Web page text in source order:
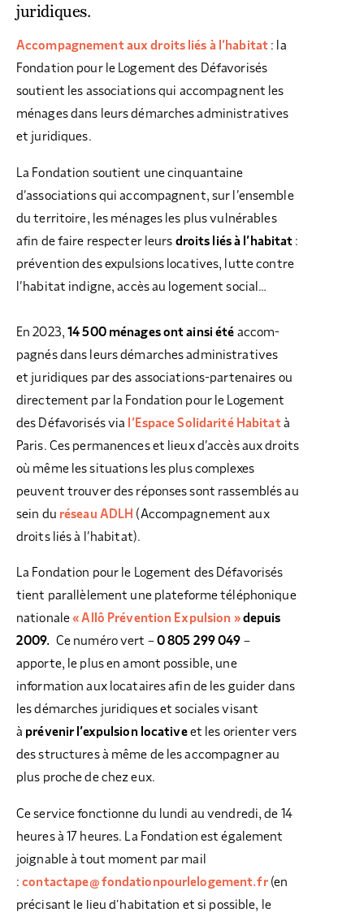
juridiques.
Accompagnement aux droits liés à l’habitat : la
Fondation pour le Logement des Défavorisés
soutient les associations qui accompagnent les
ménages dans leurs démarches administratives
et juridiques.
La Fondation soutient une cinquantaine
d’associations qui accompagnent, sur l’ensemble
du territoire, les ménages les plus vulnérables
afin de faire respecter leurs droits liés à l’habitat :
prévention des expulsions locatives, lutte contre
l’habitat indigne, accès au logement social…
En 2023,14 500 ménages ont ainsi été accom­
pagnés dans leurs démarches administratives
et juridiques par des associations-partenaires ou
directement par la Fondation pour le Logement
des Défavorisés via l’Espace Solidarité Habitatà
Paris. Ces permanences et lieux d’accès aux droits
où même les situations les plus complexes
peuvent trouver des réponses sont rassemblés au
sein du réseau ADLH (Accompagnement aux
droits liés à l’habitat).
La Fondation pour le Logement des Défavorisés
tient parallèlement une plateforme téléphonique
nationale« Allô Prévention Expulsion »depuis
2009. Ce numéro vert –0 805 299 049 –
apporte, le plus en amont possible, une
information aux locataires afin de les guider dans
les démarches juridiques et sociales visant
à prévenir l’expulsion locativeet les orienter vers
des structures à même de les accompagner au
plus proche de chez eux.
Ce service fonctionne du lundi au vendredi, de 14
heures à 17 heures. La Fondation est également
joignable à tout moment par mail
:contactape@fondationpourlelogement.fr(en
précisant le lieu d’habitation et si possible, le